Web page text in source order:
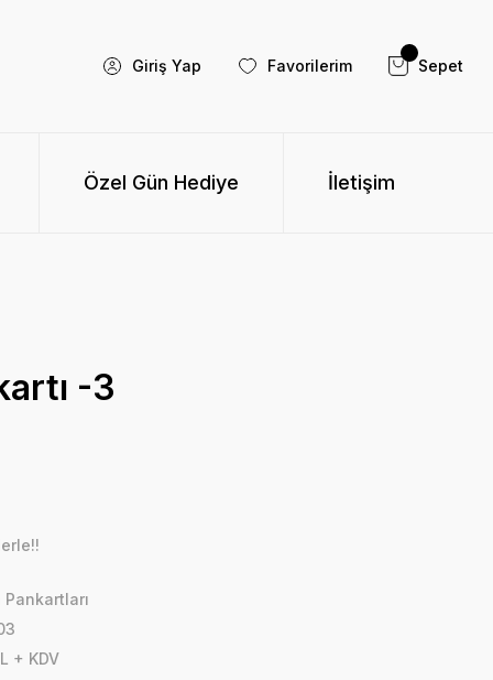
Giriş Yap Favorilerim Sepet
Özel Gün Hediye İletişim
-3
+ KDV